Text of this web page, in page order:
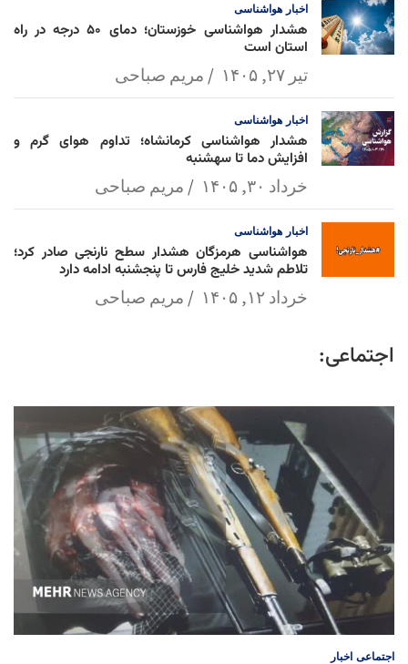
اخبار هواشناسی
هشدار هواشناسی خوزستان؛ دمای ۵۰ درجه در راه
استان است
تیر ۲۷, ۱۴۰۵ مریم صباحی
اخبار هواشناسی
هشدار هواشناسی کرمانشاه؛ تداوم هوای گرم و
افزایش دما تا سهشنبه
خرداد ۳۰, ۱۴۰۵ مریم صباحی
اخبار هواشناسی
هواشناسی هرمزگان هشدار سطح نارنجی صادر کرد؛
تلاطم شدید خلیج فارس تا پنجشنبه ادامه دارد
خرداد ۱۲, ۱۴۰۵ مریم صباحی
اجتماعی:
اجتماعی اخبار